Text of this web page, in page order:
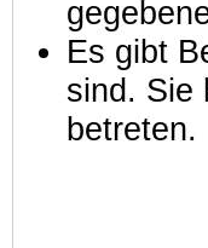
Es gibt
sind. Sie
betreten.